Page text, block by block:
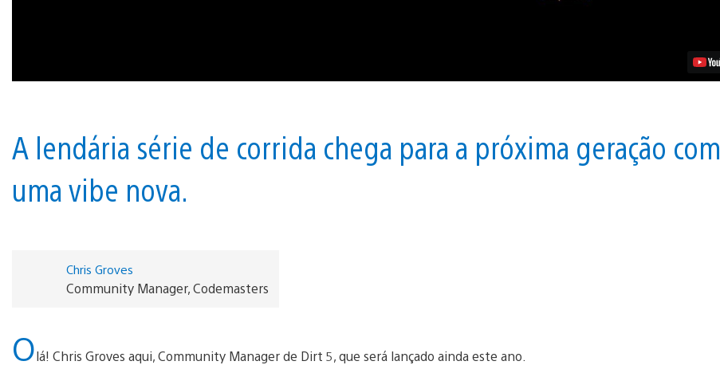
A lendária série de corrida chega para a próxima geração com
uma vibe nova.
Chris Groves
Community Manager, Codemasters
Olá! Chris Groves aqui, Community Manager de Dirt 5, que será lançado ainda este ano.